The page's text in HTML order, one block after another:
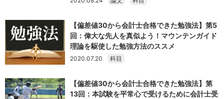
【偏差値30から会計士合格できた勉強法】第5
回：偉大な先人を真似よう！マウンテンガイド
理論を駆使した勉強方法のススメ
2020.07.20 科目
【偏差値30から会計士合格できた勉強法】第
13回：本試験を平常心で受けるために会計士受